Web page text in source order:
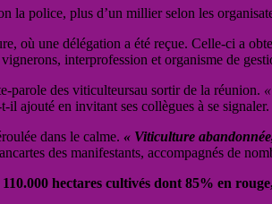
la police, plus d’un millier selon les
où une délégation a été reçue. Celle-ci a
interprofession et organisme de
parole des viticulteursau sortir de la réunion.
t-il ajouté en invitant ses collègues à se signaler.
dans le calme. « Viticulture
des manifestants, accompagnés de
hectares cultivés dont 85% en